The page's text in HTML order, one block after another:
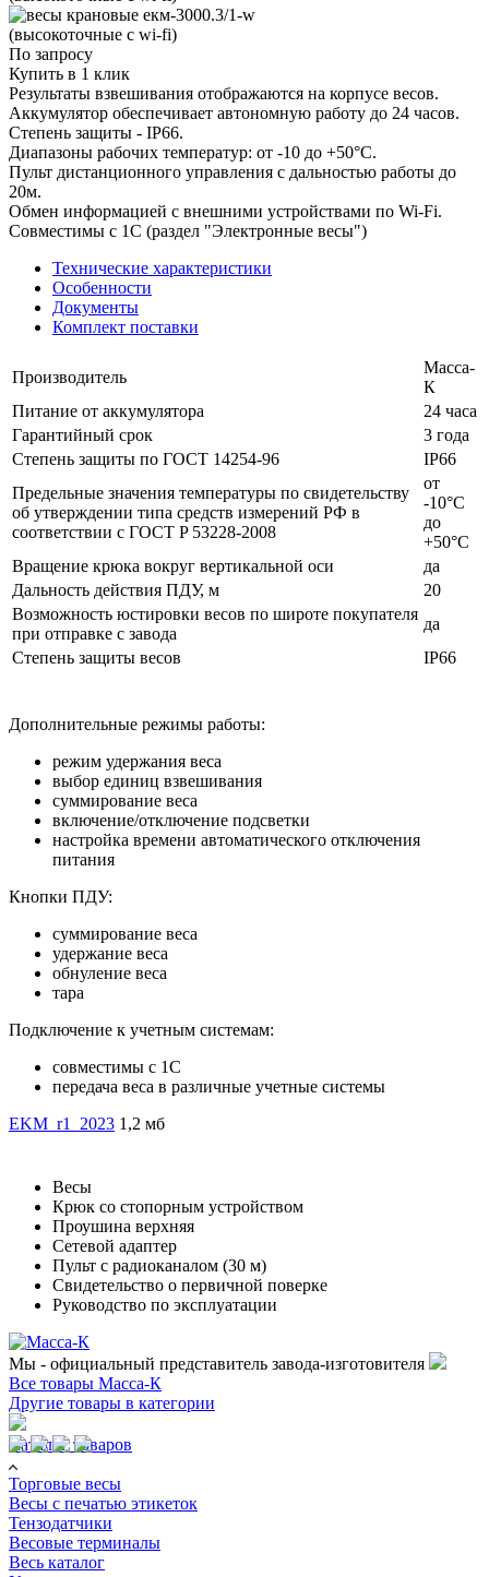
По запросу
Купить в 1 клик
Результаты взвешивания отображаются на корпусе весов.
Аккумулятор обеспечивает автономную работу до 24 часов.
Степень защиты - IP66.
Диапазоны рабочих температур: от -10 до +50°С.
Пульт дистанционного управления с дальностью работы до
20м.
Обмен информацией с внешними устройствами по Wi-Fi.
Совместимы с 1С (раздел "Электронные весы")
Технические характеристики
Особенности
Документы
Комплект поставки
Производитель
Масса-
К
Питание от аккумулятора
24 чаcа
Гарантийный срок
3 года
Степень защиты по ГОСТ 14254-96
IP66
Предельные значения температуры по свидетельству
об утверждении типа средств измерений РФ в
соответствии с ГОСТ P 53228-2008
от
-10°С
до
+50°С
Вращение крюка вокруг вертикальной оси
да
Дальность действия ПДУ, м
20
Возможность юстировки весов по широте покупателя
при отправке с завода
да
Степень защиты весов
IP66
Дополнительные режимы работы:
режим удержания веса
выбор единиц взвешивания
суммирование веса
включение/отключение подсветки
настройка времени автоматического отключения
питания
Кнопки ПДУ:
суммирование веса
удержание веса
обнуление веса
тара
Подключение к учетным системам:
совместимы с 1С
передача веса в различные учетные системы
EKM_r1_2023 1,2 мб
Весы
Крюк со стопорным устройством
Проушина верхняя
Сетевой адаптер
Пульт с радиоканалом (30 м)
Свидетельство о первичной поверке
Руководство по эксплуатации
Мы - официальный представитель завода-изготовителя
Все товары Масса-К
Другие товары в категории
Каталог товаров
Торговые весы
Весы с печатью этикеток
Тензодатчики
Весовые терминалы
Весь каталог